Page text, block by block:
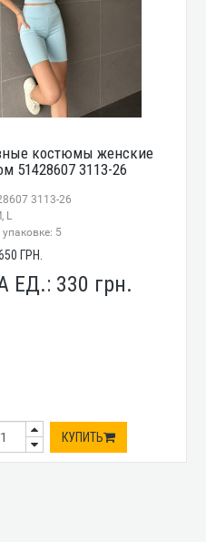
костюмы женские
51428607 3113-26
3113-26
L
5
ГРН.
ЕД.: 330 грн.
КУПИТЬ